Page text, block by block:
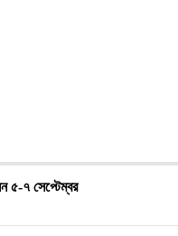
৫-৭ সেপ্টেম্বর